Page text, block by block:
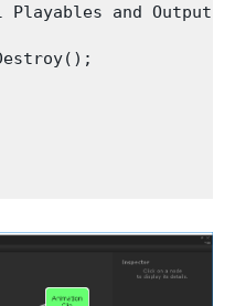
Playables and Outputs